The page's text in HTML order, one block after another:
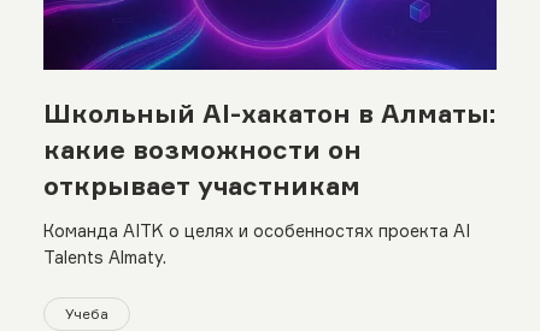
Школьный AI-хакатон в Алматы:
какие возможности он
открывает участникам
Команда AITK о целях и особенностях проекта AI
Talents Almaty.
Учеба